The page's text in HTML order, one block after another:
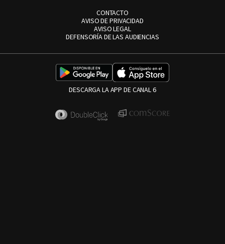
CONTACTO
AVISO DE PRIVACIDAD
AVISO LEGAL
DEFENSORÍA DE LAS AUDIENCIAS
DESCARGA LA APP DE CANAL 6